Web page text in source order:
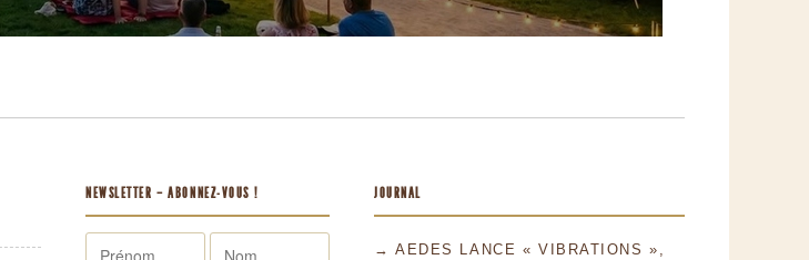
NEWSLETTER – ABONNEZ-VOUS ! JOURNAL
→ AEDES LANCE « VIBRATIONS »,